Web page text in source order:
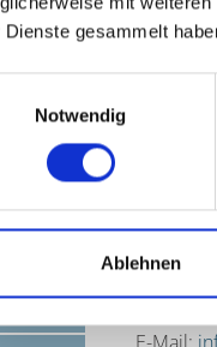
Dienste gesammelt
Notwendig
Ablehnen
Im
Tel.: